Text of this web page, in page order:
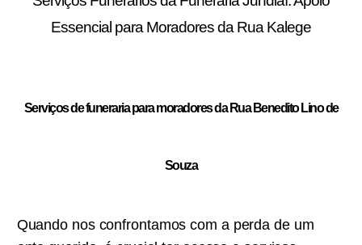
Essencial para Moradores da Rua Kalege
Serviços de funeraria para moradores da Rua Benedito Lino de
Souza
Quando nos confrontamos com a perda de um